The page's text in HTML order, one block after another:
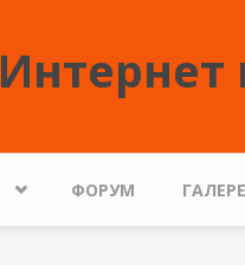
ФОРУМ